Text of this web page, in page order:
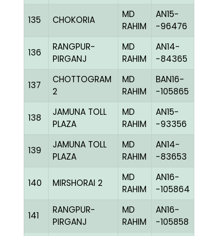
135 CHOKORIA
MD
RAHIM
AN15-
-96476
136
RANGPUR-
PIRGANJ
MD
RAHIM
AN14-
-84365
137
CHOTTOGRAM
2
MD
RAHIM
BAN16-
-105865
138
JAMUNA TOLL
PLAZA
MD
RAHIM
AN15-
-93356
139
JAMUNA TOLL
PLAZA
MD
RAHIM
AN14-
-83653
140 MIRSHORAI 2
MD
RAHIM
AN16-
-105864
141
RANGPUR-
PIRGANJ
MD
RAHIM
AN16-
-105858